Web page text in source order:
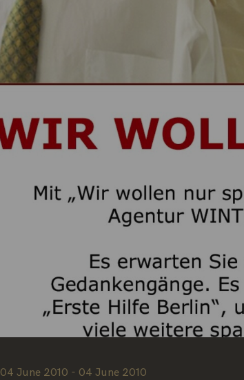
04 June 2010 - 04 June 2010